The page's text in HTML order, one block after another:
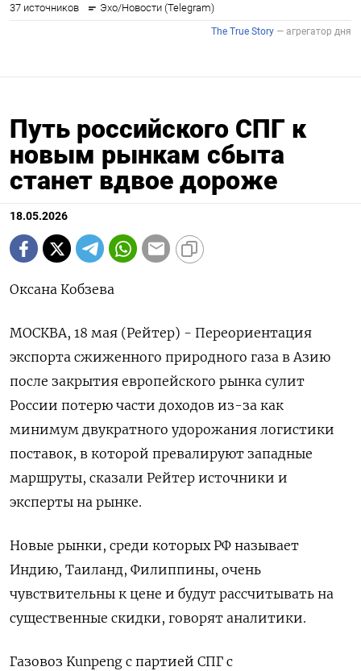
Путь российского СПГ к
новым рынкам сбыта
станет вдвое дороже
18.05.2026
Оксана Кобзева
МОСКВА, 18 мая (Рейтер) - Переориентация
экспорта сжиженного природного газа в Азию
после закрытия европейского рынка сулит
России потерю части доходов из-за как
минимум двукратного удорожания логистики
поставок, в которой превалируют западные
маршруты, сказали Рейтер источники и
эксперты на рынке.
Новые рынки, среди которых РФ называет
Индию, Таиланд, Филиппины, очень
чувствительны к цене и будут рассчитывать на
существенные скидки, говорят аналитики.
Газовоз ‌Kunpeng с партией СПГ с